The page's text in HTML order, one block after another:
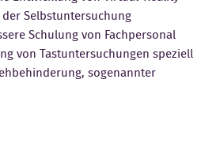
Selbstuntersuchung
Schulung von Fachpersonal
von Tastuntersuchungen speziell
sogenannter